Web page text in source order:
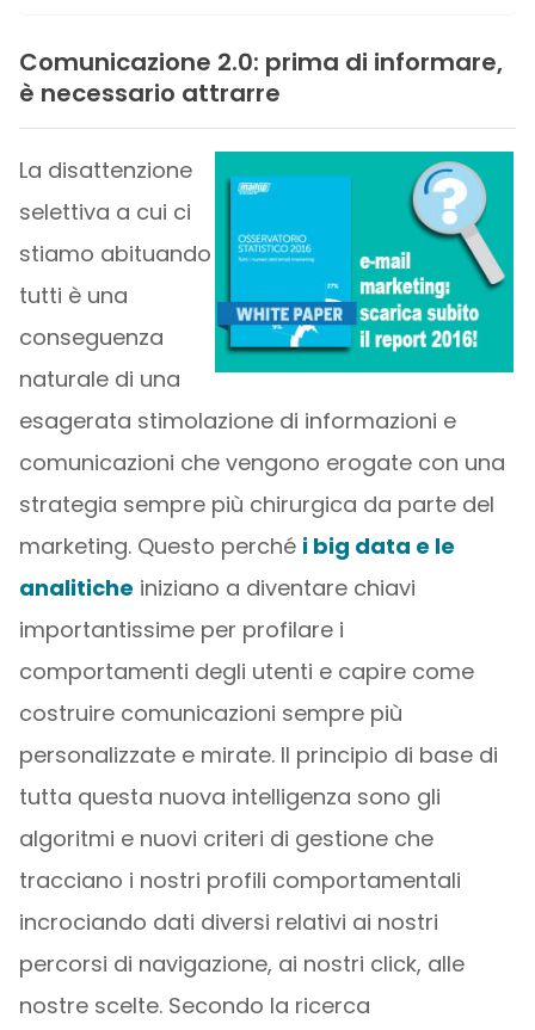
Comunicazione 2.0: prima di informare,
è necessario attrarre
La disattenzione
selettiva a cui ci
stiamo abituando
tutti è una
conseguenza
naturale di una
esagerata stimolazione di informazioni e
comunicazioni che vengono erogate con una
strategia sempre più chirurgica da parte del
marketing. Questo perché i big data e le
analitiche iniziano a diventare chiavi
importantissime per profilare i
comportamenti degli utenti e capire come
costruire comunicazioni sempre più
personalizzate e mirate. Il principio di base di
tutta questa nuova intelligenza sono gli
algoritmi e nuovi criteri di gestione che
tracciano i nostri profili comportamentali
incrociando dati diversi relativi ai nostri
percorsi di navigazione, ai nostri click, alle
nostre scelte. Secondo la ricerca